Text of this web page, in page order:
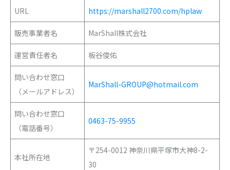
URL https://marshall2700.com/hplaw
販売事業者名 MarShall株式会社
運営責任者名 板谷俊佑
問い合わせ窓口
（メールアドレス）
MarShall-GROUP@hotmail.com
問い合わせ窓口
（電話番号）
0463-75-9955
本社所在地
〒254-0012 神奈川県平塚市大神8-2-
30